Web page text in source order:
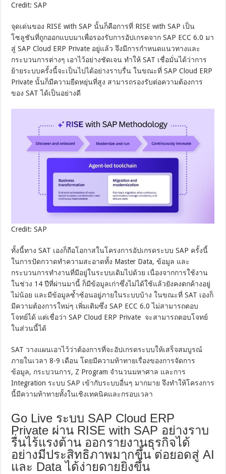
Credit: SAP
จุดเด่นของ RISE with SAP นั้นก็คือการที่ RISE with SAP เป็น
โซลูชันที่ถูกออกแบบมาเพื่อรองรับการอัปเกรดจาก SAP ECC 6.0 มา
สู่ SAP Cloud ERP Private อยู่แล้ว จึงมีการกำหนดแนวทางและ
กระบวนการต่างๆ เอาไว้อย่างชัดเจน ทำให้ SAT เชื่อมั่นได้ว่าการ
ย้ายระบบครั้งนี้จะเป็นไปได้อย่างราบรื่น ในขณะที่ SAP Cloud ERP
Private นั้นก็มีความยืดหยุ่นที่สูง สามารถรองรับต่อความต้องการ
ของ SAT ได้เป็นอย่างดี
Credit: SAP
ทั้งนี้ทาง SAT เองก็ถือโอกาสในโครงการอัปเกรดระบบ SAP ครั้งนี้
ในการปัดกวาดทำความสะอาดทั้ง Master Data, ข้อมูล และ
กระบวนการทำงานที่มีอยู่ในระบบเดิมไปด้วย เนื่องจากการใช้งาน
ในช่วง 14 ปีที่ผ่านมานี้ ก็มีข้อมูลเก่าซึ่งไม่ได้ใช้แล้วยังคงตกค้างอยู่
ไม่น้อย และมีข้อมูลซ้ำซ้อนอยู่ภายในระบบบ้าง ในขณะที่ SAT เองก็
มีความต้องการใหม่ๆ เพิ่มเติมซึ่ง SAP ECC 6.0 ไม่สามารถตอบ
โจทย์ได้ แต่เชื่อว่า SAP Cloud ERP Private จะสามารถตอบโจทย์
ในส่วนนี้ได้
SAT วางแผนเอาไว้ว่าต้องการที่จะอัปเกรดระบบให้เสร็จสมบูรณ์
ภายในเวลา 8-9 เดือน โดยมีความท้าทายเรื่องของการจัดการ
ข้อมูล, กระบวนการ, Z Program จำนวนมหาศาล และการ
Integration ระบบ SAP เข้ากับระบบอื่นๆ มากมาย จึงทำให้โครงการ
นี้มีความท้าทายทั้งในเชิงเทคนิคและกรอบเวลา
Go Live ระบบ SAP Cloud ERP
Private ผ่าน RISE with SAP อย่างราบ
รื่นไร้แรงต้าน ออกรายงานธุรกิจได้
อย่างมีประสิทธิภาพมากขึ้น ต่อยอดสู่ AI
และ Data ได้ง่ายดายยิ่งขึ้น